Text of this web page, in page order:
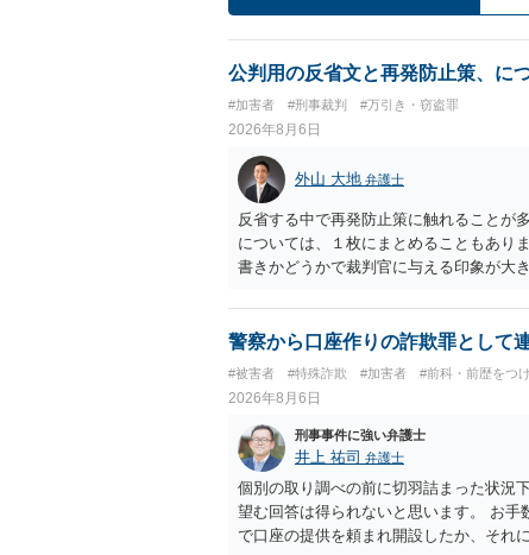
公判用の反省文と再発防止策、に
#加害者 #刑事裁判 #万引き・窃盗罪
2026年8月6日
外山 大地 弁護士
反省する中で再発防止策に触れることが
については、１枚にまとめることもあり
書きかどうかで裁判官に与える印象が大
警察から口座作りの詐欺罪として
#被害者 #特殊詐欺 #加害者 #前科・前歴をつ
2026年8月6日
刑事事件に強い弁護士
井上 祐司 弁護士
個別の取り調べの前に切羽詰まった状況
望む回答は得られないと思います。 お
で口座の提供を頼まれ開設したか、それ